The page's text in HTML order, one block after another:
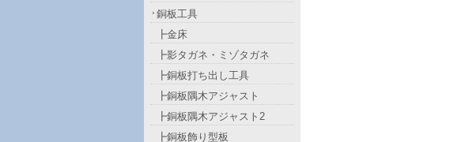
銅板工具
┣金床
┣影タガネ・ミゾタガネ
┣銅板打ち出し工具
┣銅板隅木アジャスト
┣銅板隅木アジャスト2
┣銅板飾り型板